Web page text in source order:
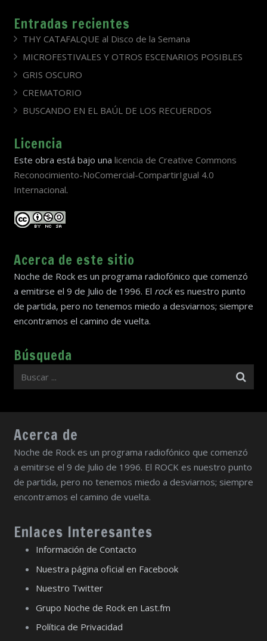
Entradas recientes
THY CATAFALQUE al Disco de la Semana
MICROFESTIVALES Y OTROS ESCENARIOS POSIBLES
GRIS OSCURO
CREMATORIO
BUSCANDO EN EL BAÚL DE LOS RECUERDOS
Licencia
Este obra está bajo una licencia de Creative Commons
Reconocimiento-NoComercial-CompartirIgual 4.0
Internacional.
Acerca de este sitio
Noche de Rock es un programa radiofónico que comenzó
a emitirse el 9 de Julio de 1996. El rockes nuestro punto
de partida, pero no tenemos miedo a desviarnos; siempre
encontramos el camino de vuelta.
Búsqueda
Acerca de
Noche de Rock es un programa radiofónico que comenzó
a emitirse el 9 de Julio de 1996. El ROCK es nuestro punto
de partida, pero no tenemos miedo a desviarnos; siempre
encontramos el camino de vuelta.
Enlaces Interesantes
Información de Contacto
Nuestra página oficial en Facebook
Nuestro Twitter
Grupo Noche de Rock en Last.fm
Política de Privacidad